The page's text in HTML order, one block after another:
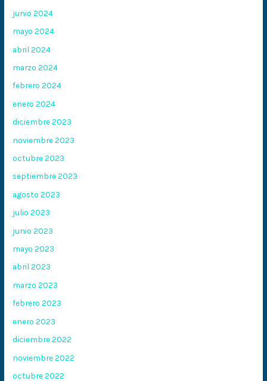
junio 2024
mayo 2024
abril 2024
marzo 2024
febrero 2024
enero 2024
diciembre 2023
noviembre 2023
octubre 2023
septiembre 2023
agosto 2023
julio 2023
junio 2023
mayo 2023
abril 2023
marzo 2023
febrero 2023
enero 2023
diciembre 2022
noviembre 2022
octubre 2022